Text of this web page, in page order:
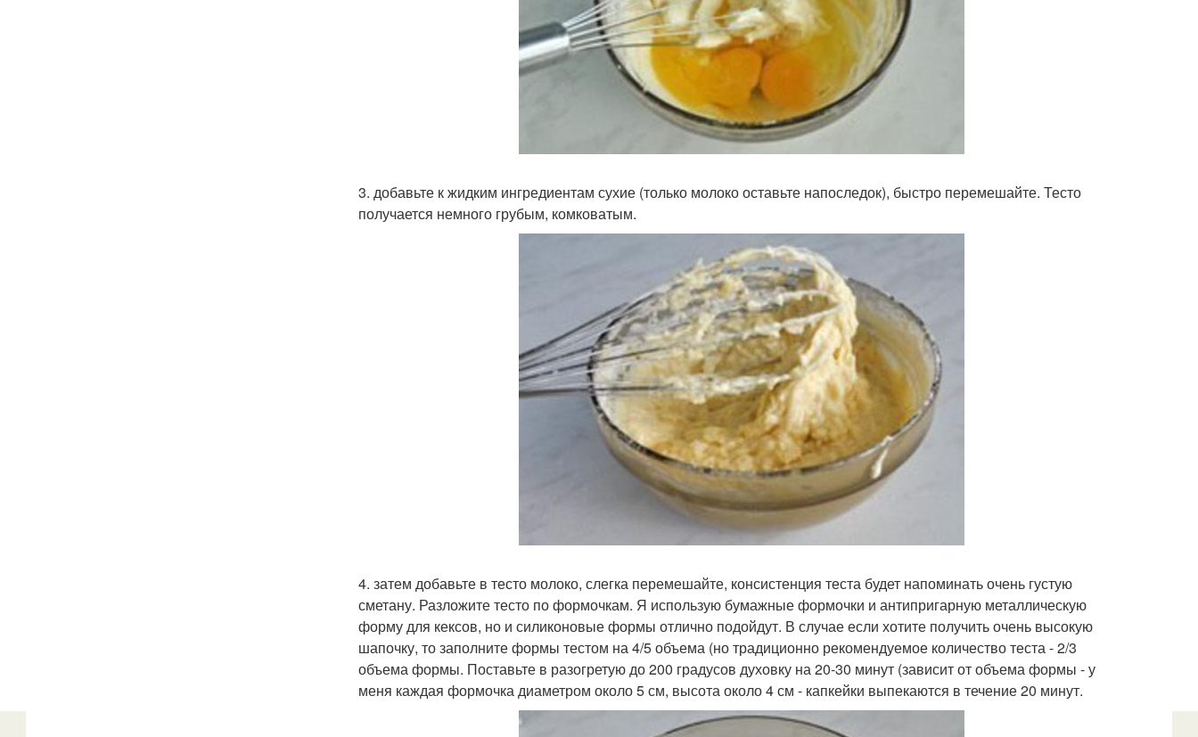
3. добавьте к жидким ингредиентам сухие (только молоко оставьте напоследок), быстро перемешайте. Тесто
получается немного грубым, комковатым.
4. затем добавьте в тесто молоко, слегка перемешайте, консистенция теста будет напоминать очень густую
сметану. Разложите тесто по формочкам. Я использую бумажные формочки и антипригарную металлическую
форму для кексов, но и силиконовые формы отлично подойдут. В случае если хотите получить очень высокую
шапочку, то заполните формы тестом на 4/5 объема (но традиционно рекомендуемое количество теста - 2/3
объема формы. Поставьте в разогретую до 200 градусов духовку на 20-30 минут (зависит от объема формы - у
меня каждая формочка диаметром около 5 см, высота около 4 см - капкейки выпекаются в течение 20 минут.